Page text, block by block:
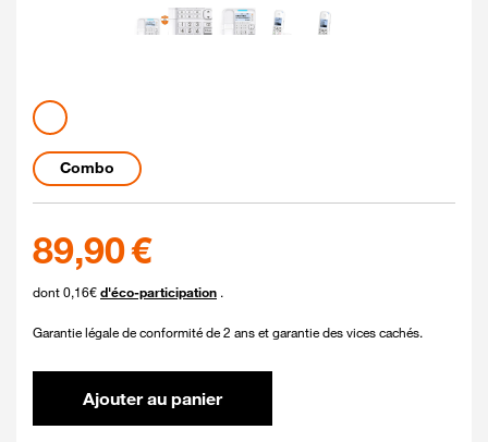
Couleur
Coloris disponibles
Longueur
Combo
89,90 €
dont 0,16€ d'éco-participation .
Garantie légale de conformité de 2 ans et garantie des vices cachés.
Ajouter au panier